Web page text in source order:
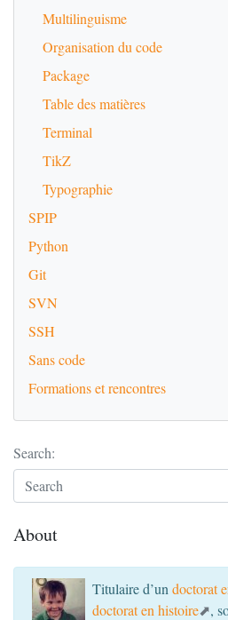
universo, a
céus, \\ é parte
afastadas do
\end{verse}
em parte
principais
nascente da
Multilinguisme
Organisation du code
Package
Table des matières
Terminal
TikZ
Typographie
SPIP
Python
Git
SVN
SSH
Sans code
Formations et rencontres
Search:
About
Titulaire d’un doctorat
doctorat en histoire
,